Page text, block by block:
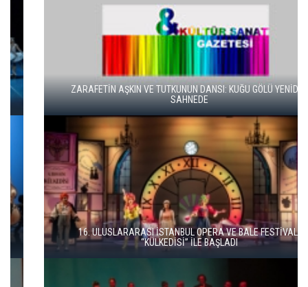
ZARAFETİN AŞKIN VE TUTKUNUN DANSI: KUĞU GÖLÜ YENİDEN
SAHNEDE
16. ULUSLARARASI İSTANBUL OPERA VE BALE FESTİVALİ
“KÜLKEDİSİ” İLE BAŞLADI